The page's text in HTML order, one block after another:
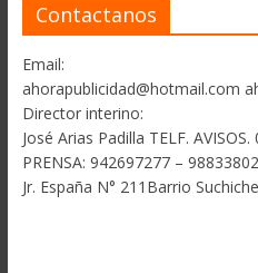
Contactanos
Email:
ahorapublicidad@hotmail.com
Director interino:
José Arias Padilla TELF.
PRENSA: 942697277 –
Jr. España N° 211Barrio